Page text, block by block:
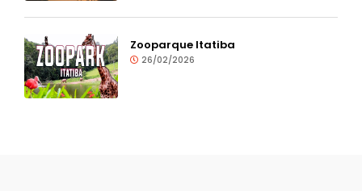
Zooparque Itatiba
26/02/2026